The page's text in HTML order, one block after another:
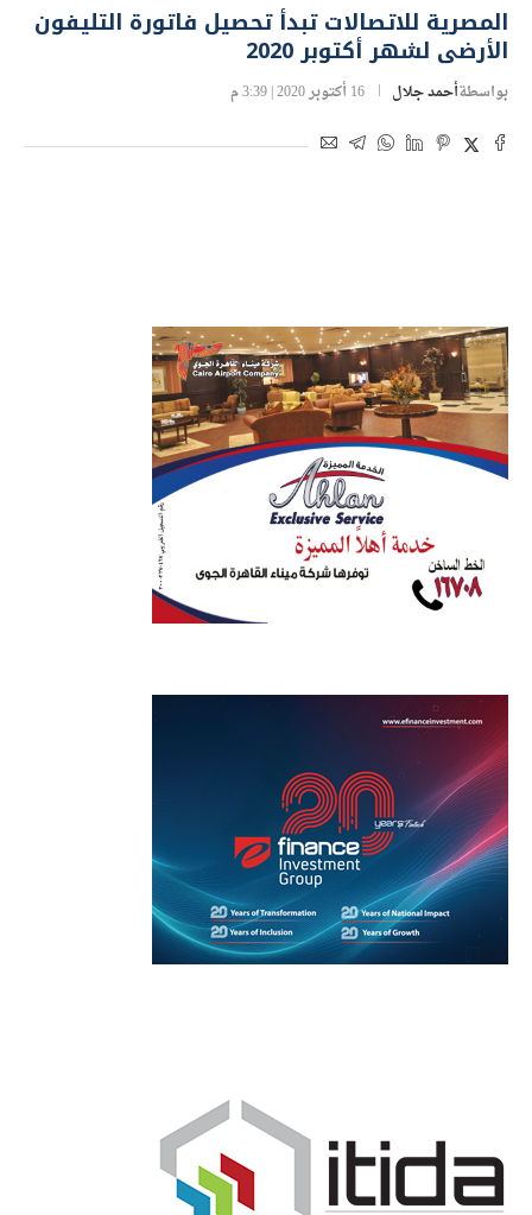
المصرية للاتصالات تبدأ تحصيل فاتورة التليفون
الأرضى لشهر أكتوبر 2020
بواسطةأحمد جلال 16 أكتوبر 2020 | 3:39 م